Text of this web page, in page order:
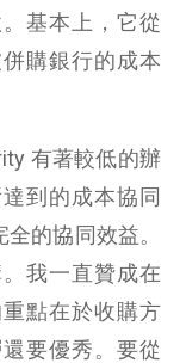
基本上，它從
購銀行的成本
有著較低的辦
到的成本協同
的協同效益。
我一直贊成在
點在於收購方
要優秀。要從